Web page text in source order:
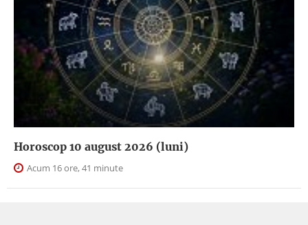
Horoscop 10 august 2026 (luni)
Acum 16 ore, 41 minute